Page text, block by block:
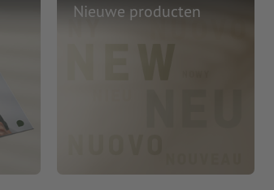
Nieuwe producten